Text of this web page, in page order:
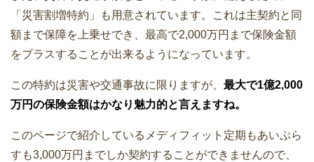
「災害割増特約」も用意されています。これは主契約と同
額まで保障を上乗せでき、最高で2,000万円まで保険金額
をプラスすることが出来るようになっています。
この特約は災害や交通事故に限りますが、 最大で1億2,000
万円の保険金額はかなり魅力的と言えますね。
このページで紹介しているメディフィット定期もあいぷら
すも3,000万円までしか契約することができませんので、